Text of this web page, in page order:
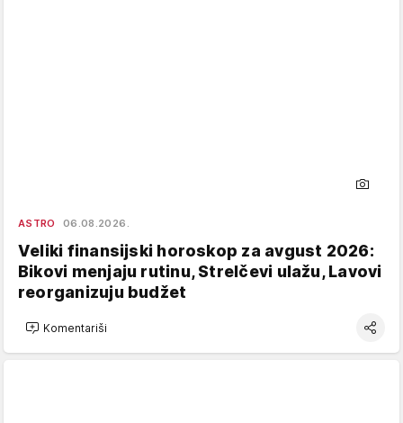
ASTRO 06.08.2026.
Veliki finansijski horoskop za avgust 2026:
Bikovi menjaju rutinu, Strelčevi ulažu, Lavovi
reorganizuju budžet
Komentariši